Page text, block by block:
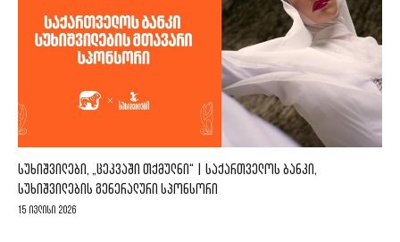
ᲡᲣᲮᲘᲨᲕᲘᲚᲔᲑᲘ, „ᲪᲔᲙᲕᲐᲨᲘ ᲗᲥᲛᲣᲚᲜᲘ“ | ᲡᲐᲥᲐᲠᲗᲕᲔᲚᲝᲡ ᲑᲐᲜᲙᲘ,
ᲡᲣᲮᲘᲨᲕᲘᲚᲔᲑᲘᲡ ᲒᲔᲜᲔᲠᲐᲚᲣᲠᲘ ᲡᲞᲝᲜᲡᲝᲠᲘ
15 ივლისი 2026